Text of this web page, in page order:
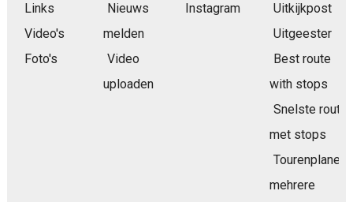
Links
Video's
Foto's
Nieuws
melden
Video
uploaden
Instagram
Uitkijkpost
Uitgeester
Best route
with stops
Snelste route
met stops
Tourenplaner
mehrere